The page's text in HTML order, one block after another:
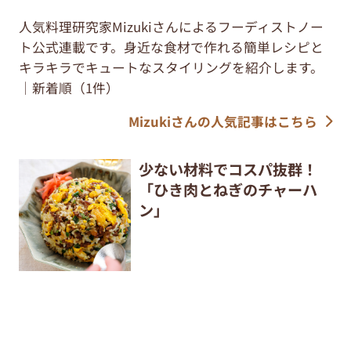
人気料理研究家Mizukiさんによるフーディストノー
ト公式連載です。身近な食材で作れる簡単レシピと
キラキラでキュートなスタイリングを紹介します。
｜新着順（1件）
Mizukiさんの人気記事はこちら
少ない材料でコスパ抜群！
「ひき肉とねぎのチャーハ
ン」